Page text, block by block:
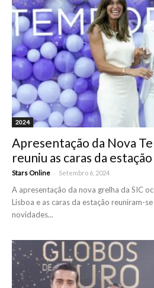
2024
Apresentação da Nova
reuniu as caras da estação
Stars Online - Setembro 6, 2024
A apresentação da nova grelha da SIC
Lisboa e as caras da estação reuniram-
novidades...